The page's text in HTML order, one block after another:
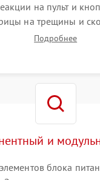
на пульт и
на трещины и
подсветки и
Подробнее
и
блока